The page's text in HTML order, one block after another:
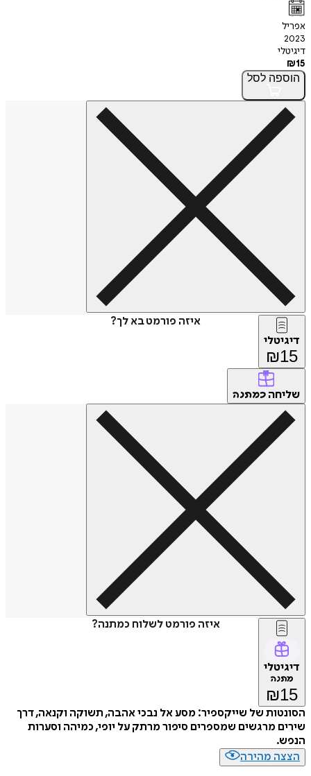
אפריל
2023
דיגיטלי
₪15
הוספה לסל
איזה פורמט בא לך?
דיגיטלי
₪15
שליחה כמתנה
איזה פורמט לשלוח כמתנה?
דיגיטלי
מתנה
₪15
הסונטות של שייקספיר: מסע אל נבכי אהבה, תשוקה וקנאה, דרך
שירים מרגשים שמספרים סיפור מרתק על יופי, כמיהה וסערות
הנפש.
הצצה מהירה